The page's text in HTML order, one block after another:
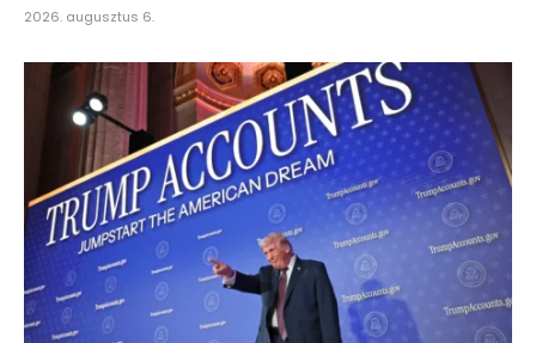
2026. augusztus 6.